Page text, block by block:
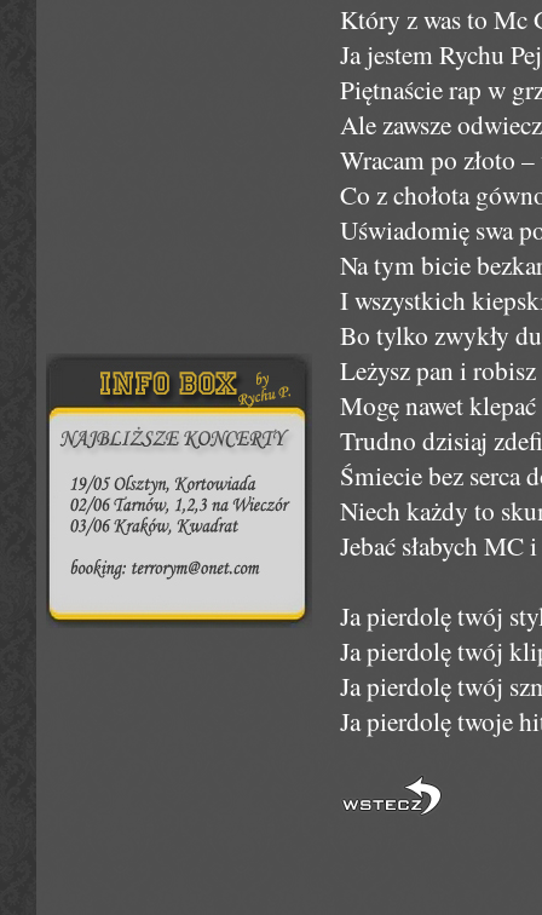
Który z was to Mc
Ja jestem Rychu
Piętnaście rap w
Ale zawsze
Wracam po złoto
Co z chołota
Uświadomię swa
Na tym bicie
I wszystkich
Bo tylko zwykły
Leżysz pan i
Mogę nawet
Trudno dzisiaj
Śmiecie bez serca
Niech każdy to
Jebać słabych MC
Ja pierdolę twój
Ja pierdolę twój
Ja pierdolę twój
Ja pierdolę twoje